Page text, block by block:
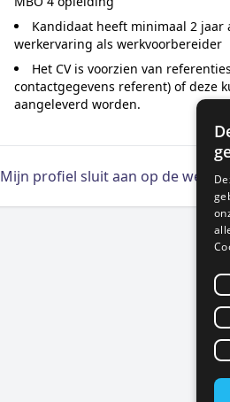
Kandidaat heeft minimaal 2 jaar
werkervaring als werkvoorbereider
Het CV is voorzien van
contactgegevens referent) of deze
aangeleverd worden.
Mijn profiel sluit aan op de